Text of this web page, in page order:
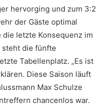
hervorging und zum 3:2
der Gäste optimal
letzte Konsequenz im
steht die fünfte
Tabellenplatz. „Es ist
Diese Saison läuft
Max Schulze
chancenlos war.